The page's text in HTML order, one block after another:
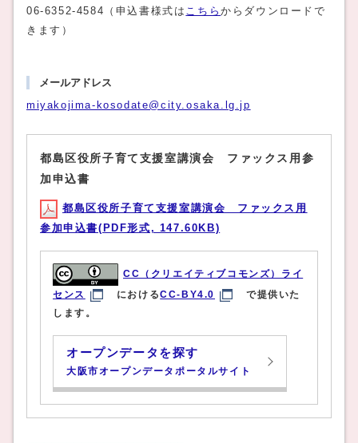
06‐6352‐4584（申込書様式は こちらからダウンロードで
きます）
メールアドレス
miyakojima-kosodate@city.osaka.lg.jp
都島区役所子育て支援室講演会 ファックス用参
加申込書
都島区役所子育て支援室講演会 ファックス用
参加申込書(PDF形式, 147.60KB)
CC（クリエイティブコモンズ）ライ
センス
におけるCC-BY4.0
で提供いた
します。
オープンデータを探す
大阪市オープンデータポータルサイト